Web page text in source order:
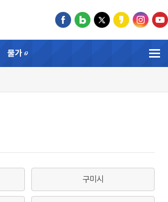
물가
새창
구미시